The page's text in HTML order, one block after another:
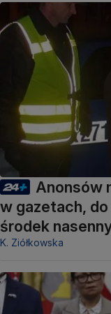
Anonsów
w gazetach, do
środek
K. Ziółkowska